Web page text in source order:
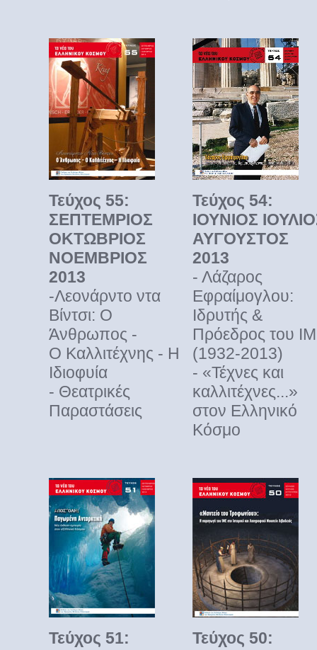
Τεύχος 55:
ΣΕΠΤΕΜΡΙΟΣ
ΟΚΤΩΒΡΙΟΣ
ΝΟΕΜΒΡΙΟΣ
2013
-Λεονάρντο ντα
Βίντσι: Ο
Άνθρωπος -
Ο Καλλιτέχνης - Η
Ιδιοφυία
- Θεατρικές
Παραστάσεις
Τεύχος 54:
ΙΟΥΝΙΟΣ
ΑΥΓΟΥΣΤΟΣ
2013
- Λάζαρος
Εφραίμογλου:
Ιδρυτής &
Πρόεδρος του
(1932-2013)
- «Τέχνες και
καλλιτέχνες...»
στον Ελληνικό
Κόσμο
Τεύχος 51:
Τεύχος 50: